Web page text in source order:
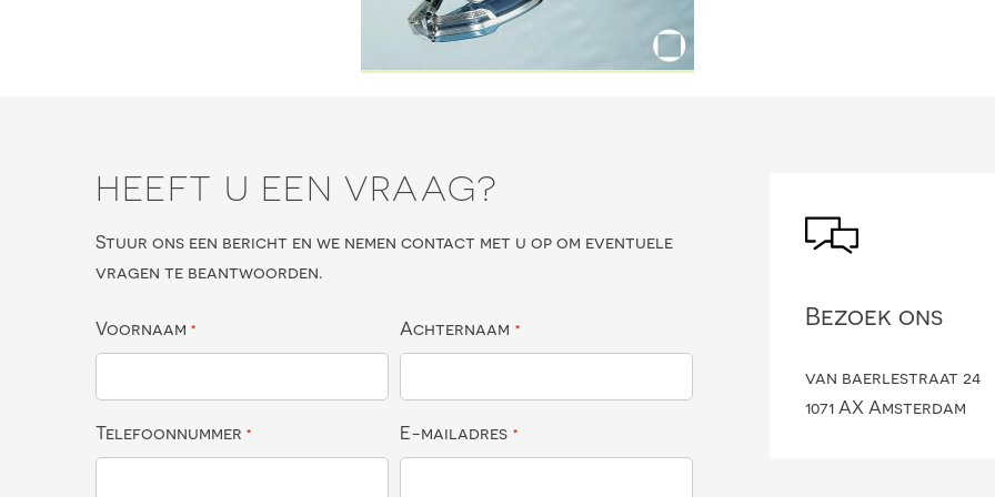
HEEFT U EEN VRAAG?
Stuur ons een bericht en we nemen contact met u op om eventuele
vragen te beantwoorden.
Voornaam * Achternaam *
Telefoonnummer * E-mailadres *
Bezoek ons
van baerlestraat 24
1071 AX Amsterdam